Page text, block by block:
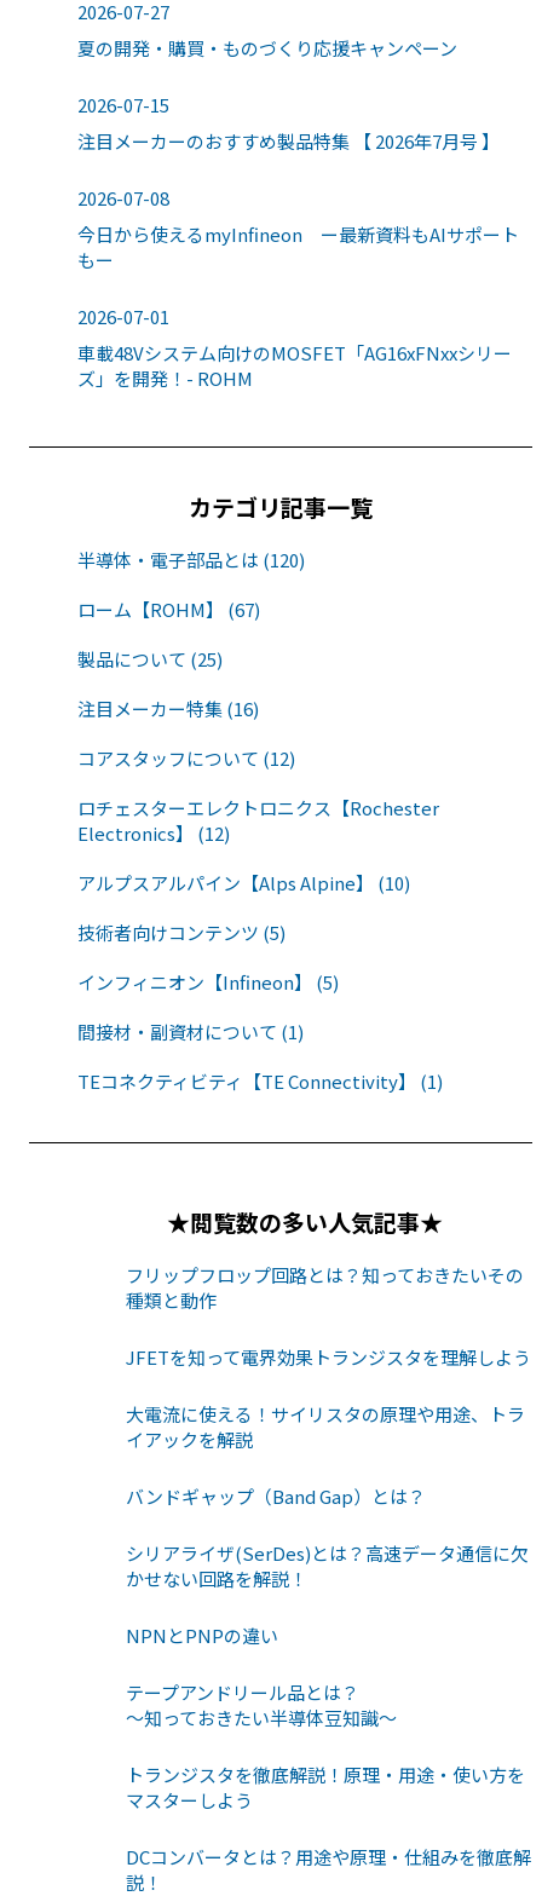
2026-07-27
夏の開発・購買・ものづくり応援キャンペーン
2026-07-15
注目メーカーのおすすめ製品特集 【 2026年7月号 】
2026-07-08
今日から使えるmyInfineon ー最新資料もAIサポート
もー
2026-07-01
車載48Vシステム向けのMOSFET「AG16xFNxxシリー
ズ」を開発！- ROHM
カテゴリ記事一覧
半導体・電子部品とは (120)
ローム【ROHM】 (67)
製品について (25)
注目メーカー特集 (16)
コアスタッフについて (12)
ロチェスターエレクトロニクス【Rochester
Electronics】 (12)
アルプスアルパイン【Alps Alpine】 (10)
技術者向けコンテンツ (5)
インフィニオン【Infineon】 (5)
間接材・副資材について (1)
TEコネクティビティ【TE Connectivity】 (1)
★閲覧数の多い人気記事★
フリップフロップ回路とは？知っておきたいその
種類と動作
JFETを知って電界効果トランジスタを理解しよう
大電流に使える！サイリスタの原理や用途、トラ
イアックを解説
バンドギャップ（Band Gap）とは？
シリアライザ(SerDes)とは？高速データ通信に欠
かせない回路を解説！
NPNとPNPの違い
テープアンドリール品とは？
〜知っておきたい半導体豆知識〜
トランジスタを徹底解説！原理・用途・使い方を
マスターしよう
DCコンバータとは？用途や原理・仕組みを徹底解
説！